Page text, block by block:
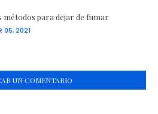
métodos para dejar de fumar
05, 2021
UN COMENTARIO